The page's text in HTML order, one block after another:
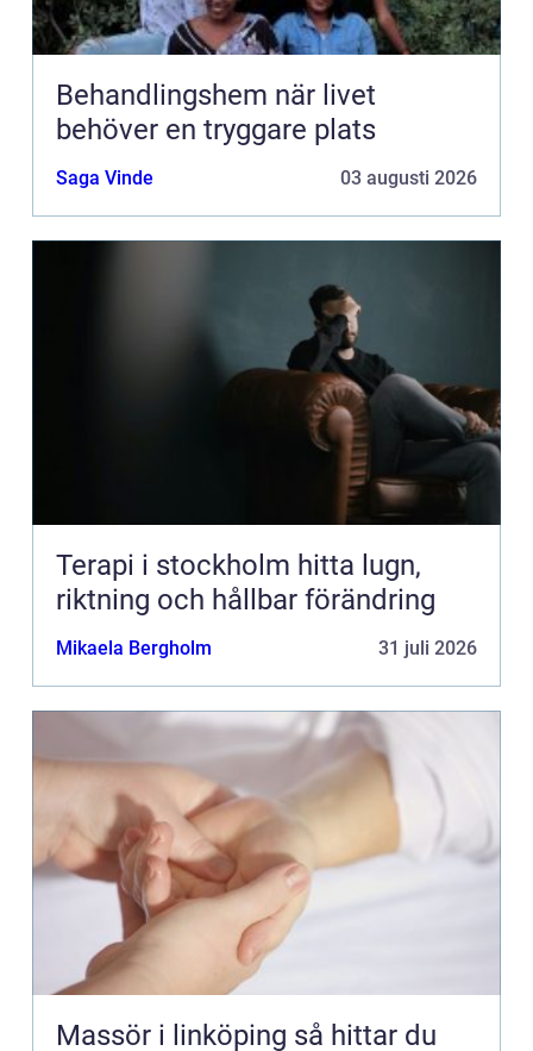
Behandlingshem när livet
behöver en tryggare plats
Saga Vinde 03 augusti 2026
Terapi i stockholm hitta lugn,
riktning och hållbar förändring
Mikaela Bergholm 31 juli 2026
Massör i linköping så hittar du